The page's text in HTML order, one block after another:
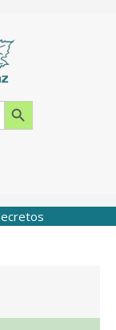
Search Button